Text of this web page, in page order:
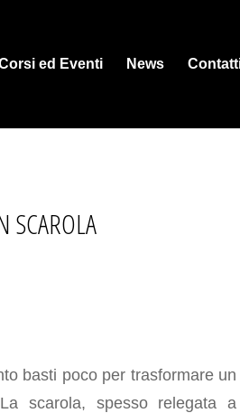
ed Eventi News
SCAROLA
basti poco per trasformare un
scarola, spesso relegata a